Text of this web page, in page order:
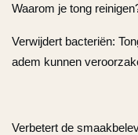
Waarom je tong
Verwijdert bacteriën:
adem kunnen
Verbetert de